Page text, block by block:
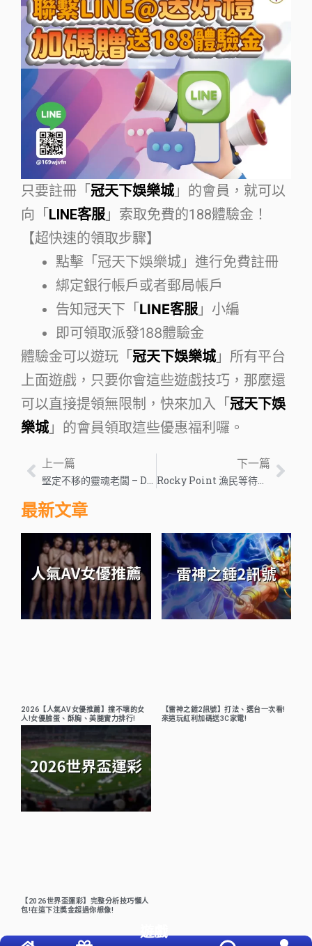
只要註冊「 冠天下娛樂城」的會員，就可以
向「 LINE客服 」索取免費的188體驗金！
【超快速的領取步驟】
點擊「冠天下娛樂城」進行免費註冊
綁定銀行帳戶或者郵局帳戶
告知冠天下「 LINE客服 」小編
即可領取派發188體驗金
體驗金可以遊玩「 冠天下娛樂城」所有平台
上面遊戲，只要你會這些遊戲技巧，那麼還
可以直接提領無限制，快來加入「 冠天下娛
樂城」的會員領取這些優惠福利囉。
上一篇 下一篇
Rocky Point 漁民等待避難所以緩解環境問題，低漁獲量 – 全球問題
最新文章
2026【人氣AV女優推薦】撞不壞的女
人!女優臉蛋、酥胸、美腿實力排行!
【雷神之錘2訊號】打法、選台一次看!
來這玩紅利加碼送3C家電!
【2026世界盃運彩】完整分析技巧懶人
包!在這下注獎金超過你想像!
遊戲